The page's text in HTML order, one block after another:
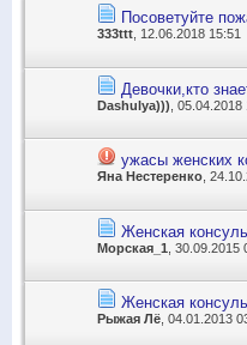
Посоветуйте
333ttt , 12.06.2018 15:51
Девочки,кто
Dashulya))) ,
ужасы женских
Яна Нестеренко ,
Женская
Морская_1 , 30.09.2015
Женская
Рыжая Лё , 04.01.2013